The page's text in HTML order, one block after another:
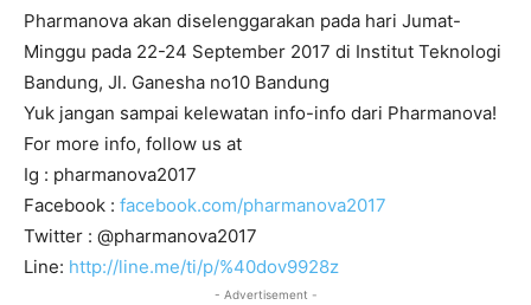
Pharmanova akan diselenggarakan pada hari Jumat-
Minggu pada 22-24 September 2017 di Institut Teknologi
Bandung, Jl. Ganesha no10 Bandung
Yuk jangan sampai kelewatan info-info dari Pharmanova!
For more info, follow us at
Ig : pharmanova2017
Facebook : facebook.com/pharmanova2017
Twitter : @pharmanova2017
Line: http://line.me/ti/p/%40dov9928z
- Advertisement -